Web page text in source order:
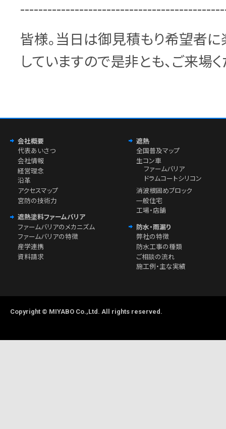
皆様。当日は御見積もり希望者
していますので是非とも、ご来場く
会社概要
代表あいさつ
会社情報
経営理念
沿革
アクセスマップ
宮防の技術力
遮熱塗料ファームバリア
ファームバリアのメカニズム
ファームバリアの特徴
産学連携
資料請求
遮熱
全国普及マップ
生コン車
ファームバリア
ドラムコートシリコン
消波根固めブロック
一般住宅
工場・店舗
防水・雨漏り
弊社の特徴
防水工事の種類
ご相談の流れ
施工例・主な実績
Copyright © MIYABO Co.,Ltd. All rights reserved.